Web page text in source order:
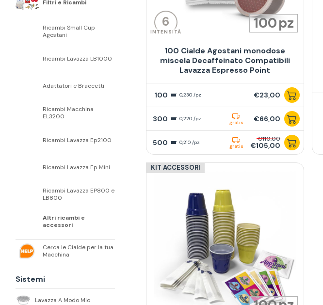
Filtri e Ricambi
Ricambi Small Cup
Agostani
Ricambi Lavazza LB1000
Adattatori e Braccetti
Ricambi Macchina
EL3200
Ricambi Lavazza Ep2100
Ricambi Lavazza Ep Mini
Ricambi Lavazza EP800 e
LB800
Altri ricambi e
accessori
Cerca le Cialde per la tua
Macchina
Sistemi
Lavazza A Modo Mio
6
INTENSITÀ 100
100 Cialde Agostani monodose
miscela Decaffeinato Compatibili
Lavazza Espresso Point
100 0,230 /pz €23,00
300 0,220 /pz
gratis €66,00
500 0,210 /pz
gratis
€110,00
€105,00
KIT ACCESSORI